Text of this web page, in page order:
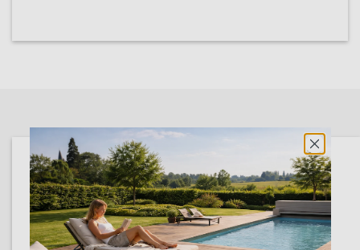
LES AVANTAGES DU
PLOT TWIST® SONT
NOMBREUX